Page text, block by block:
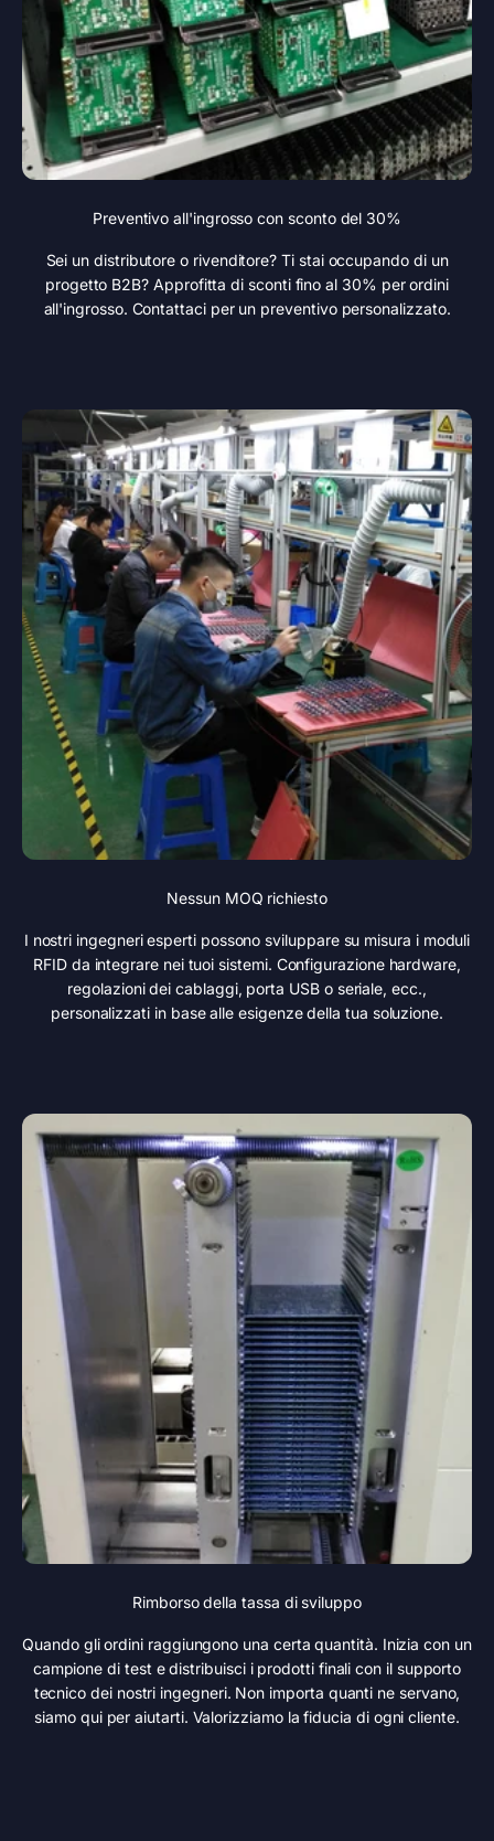
Preventivo all'ingrosso con sconto del 30%
Sei un distributore o rivenditore? Ti stai occupando di un
progetto B2B? Approfitta di sconti fino al 30% per ordini
all'ingrosso. Contattaci per un preventivo personalizzato.
Nessun MOQ richiesto
I nostri ingegneri esperti possono sviluppare su misura i moduli
RFID da integrare nei tuoi sistemi. Configurazione hardware,
regolazioni dei cablaggi, porta USB o seriale, ecc.,
personalizzati in base alle esigenze della tua soluzione.
Rimborso della tassa di sviluppo
Quando gli ordini raggiungono una certa quantità. Inizia con un
campione di test e distribuisci i prodotti finali con il supporto
tecnico dei nostri ingegneri. Non importa quanti ne servano,
siamo qui per aiutarti. Valorizziamo la fiducia di ogni cliente.